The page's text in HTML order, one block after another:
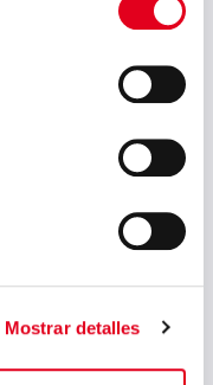
Mostrar detalles